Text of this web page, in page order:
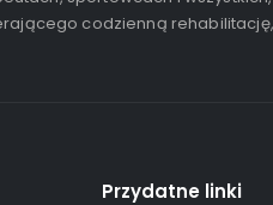
codzienną
Przydatne linki